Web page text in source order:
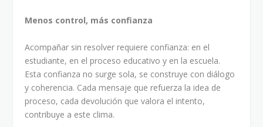
Menos control, más confianza
Acompañar sin resolver requiere confianza: en el
estudiante, en el proceso educativo y en la escuela.
Esta confianza no surge sola, se construye con diálogo
y coherencia. Cada mensaje que refuerza la idea de
proceso, cada devolución que valora el intento,
contribuye a este clima.